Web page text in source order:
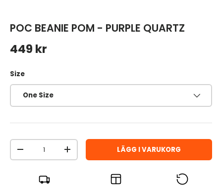
POC BEANIE POM - PURPLE QUARTZ
Ordinarie pris
449 kr
Size
One Size
Antal
MINSKA ANTALÖKA ANTAL LÄGG I VARUKORG